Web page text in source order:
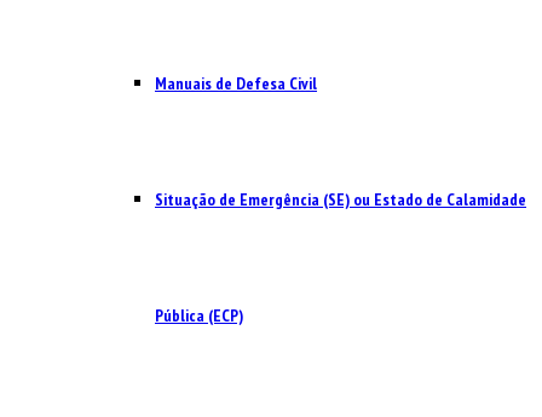
Manuais de Defesa Civil
Situação de Emergência (SE) ou Estado de Calamidade
Pública (ECP)